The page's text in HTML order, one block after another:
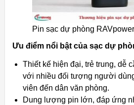
Pin sạc dự phòng RAVpower
Ưu điểm nổi bật của sạc dự
Thiết kế hiện đại, trẻ trung, dễ
với nhiều đối tượng người
viên đến dân văn phòng.
Dung lượng pin lớn, đáp ứng